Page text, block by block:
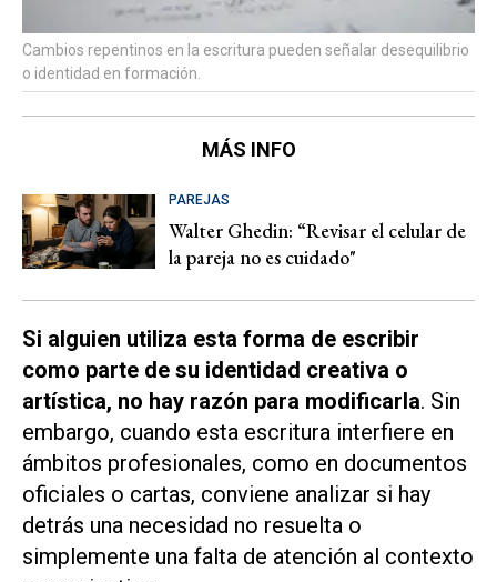
Cambios repentinos en la escritura pueden señalar desequilibrio
o identidad en formación.
MÁS INFO
PAREJAS
Walter Ghedin: “Revisar el celular de
la pareja no es cuidado"
Si alguien utiliza esta forma de escribir
como parte de su identidad creativa o
artística, no hay razón para modificarla. Sin
embargo, cuando esta escritura interfiere en
ámbitos profesionales, como en documentos
oficiales o cartas, conviene analizar si hay
detrás una necesidad no resuelta o
simplemente una falta de atención al contexto